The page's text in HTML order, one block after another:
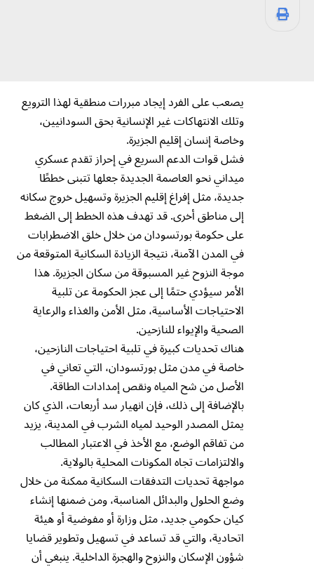
يصعب على الفرد إيجاد مبررات منطقية لهذا الترويع
وتلك الانتهاكات غير الإنسانية بحق السودانيين،
وخاصة إنسان إقليم الجزيرة.
فشل قوات الدعم السريع في إحراز تقدم عسكري
ميداني نحو العاصمة الجديدة جعلها تتبنى خططًا
جديدة، مثل إفراغ إقليم الجزيرة وتسهيل خروج سكانه
إلى مناطق أخرى. قد تهدف هذه الخطط إلى الضغط
على حكومة بورتسودان من خلال خلق الاضطرابات
في المدن الآمنة، نتيجة الزيادة السكانية المتوقعة من
موجة النزوح غير المسبوقة من سكان الجزيرة. هذا
الأمر سيؤدي حتمًا إلى عجز الحكومة عن تلبية
الاحتياجات الأساسية، مثل الأمن والغذاء والرعاية
الصحية والإيواء للنازحين.
هناك تحديات كبيرة في تلبية احتياجات النازحين،
خاصة في مدن مثل بورتسودان، التي تعاني في
الأصل من شح المياه ونقص إمدادات الطاقة.
بالإضافة إلى ذلك، فإن انهيار سد أربعات، الذي كان
يمثل المصدر الوحيد لمياه الشرب في المدينة، يزيد
من تفاقم الوضع، مع الأخذ في الاعتبار المطالب
والالتزامات تجاه المكونات المحلية بالولاية.
مواجهة تحديات التدفقات السكانية ممكنة من خلال
وضع الحلول والبدائل المناسبة، ومن ضمنها إنشاء
كيان حكومي جديد، مثل وزارة أو مفوضية أو هيئة
اتحادية، والتي قد تساعد في تسهيل وتطوير قضايا
شؤون الإسكان والنزوح والهجرة الداخلية. ينبغي أن